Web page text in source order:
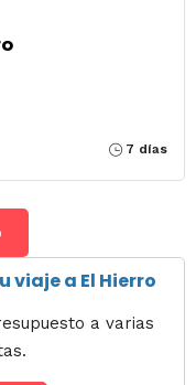
7 días
viaje a El Hierro
a varias